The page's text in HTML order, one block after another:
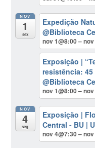
NOV
1
sex
Expedição
@Biblioteca
nov 1@8:00 –
Exposição |
resistência: 45
@Biblioteca
nov 1@8:00 –
NOV
4
seg
Exposição |
Central - BU |
nov 4@7:30 –